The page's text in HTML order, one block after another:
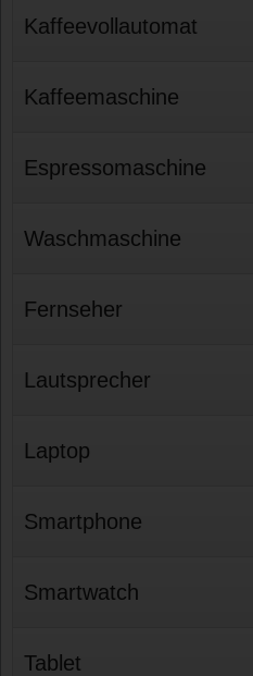
Kaffeevollautomat
Kaffeemaschine
Espressomaschine
Waschmaschine
Fernseher
Lautsprecher
Laptop
Smartphone
Smartwatch
Tablet